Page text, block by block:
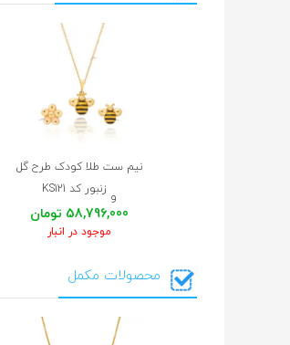
نیم ست طلا کودک طرح گل
و
زنبور کد KS121
58,796,000 تومان
موجود در انبار
محصولات مکمل